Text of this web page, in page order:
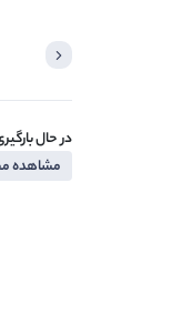
در حال
مشاهده